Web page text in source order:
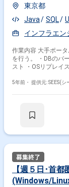
東京都
Java
SQL
インフラエン
作業内容 大手ポー
を行う。 ・DBのバ
スト ・OSリプレイ
5年前・ 提供元: SEES(シ
【週５日･首
(Windows/